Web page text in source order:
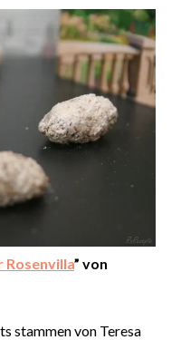
Rosenvilla” von
stammen von Teresa